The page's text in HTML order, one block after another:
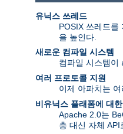
유닉스 쓰레드
POSIX 쓰레드를
을 높인다.
새로운 컴파일 시스템
컴파일 시스템이
여러 프로토콜 지원
이제 아파치는
비유닉스 플래폼에 대
Apache 2.0는
층 대신 자체 API